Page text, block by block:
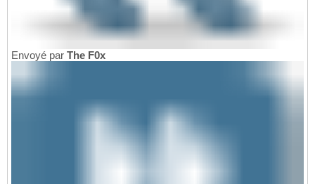
Envoyé par The F0x